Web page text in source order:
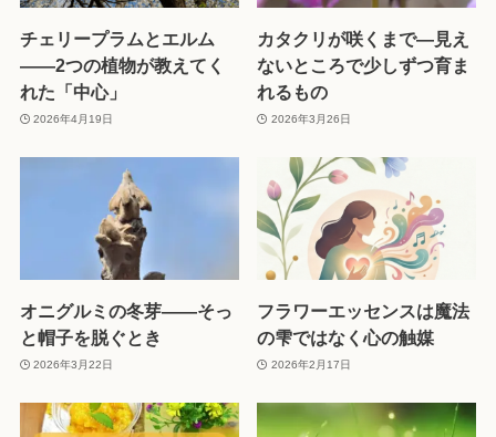
チェリープラムとエルム
——2つの植物が教えてく
れた「中心」
2026年4月19日
カタクリが咲くまで—見え
ないところで少しずつ育ま
れるもの
2026年3月26日
オニグルミの冬芽——そっ
と帽子を脱ぐとき
2026年3月22日
フラワーエッセンスは魔法
の雫ではなく心の触媒
2026年2月17日